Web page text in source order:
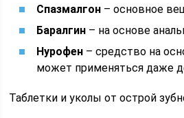
Спазмалгон – основное
Баралгин – на основе
Нурофен – средство на
может применяться даже
Таблетки и уколы от острой